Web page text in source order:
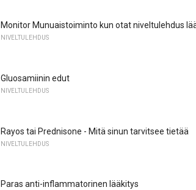
Monitor Munuaistoiminto kun otat niveltulehdus
NIVELTULEHDUS
Gluosamiinin edut
NIVELTULEHDUS
Rayos tai Prednisone - Mitä sinun tarvitsee tietää
NIVELTULEHDUS
Paras anti-inflammatorinen lääkitys